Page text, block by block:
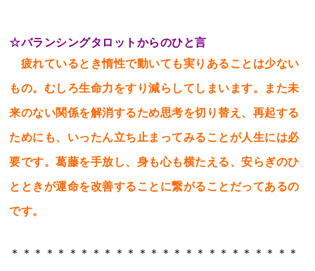
☆バランシングタロットからのひと言
疲れているとき惰性で動いても実りあることは少ない
もの。むしろ生命力をすり減らしてしまいます。また未
来のない関係を解消するため思考を切り替え、再起する
ためにも、いったん立ち止まってみることが人生には必
要です。葛藤を手放し、身も心も横たえる、安らぎのひ
とときが運命を改善することに繋がることだってあるの
です。
＊＊＊＊＊＊＊＊＊＊＊＊＊＊＊＊＊＊＊＊＊＊＊＊＊